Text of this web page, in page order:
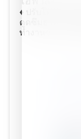
♦ ปรับโครงสร้า
ดูดซึมธาตุอาหา
ทำงานของเอนไ